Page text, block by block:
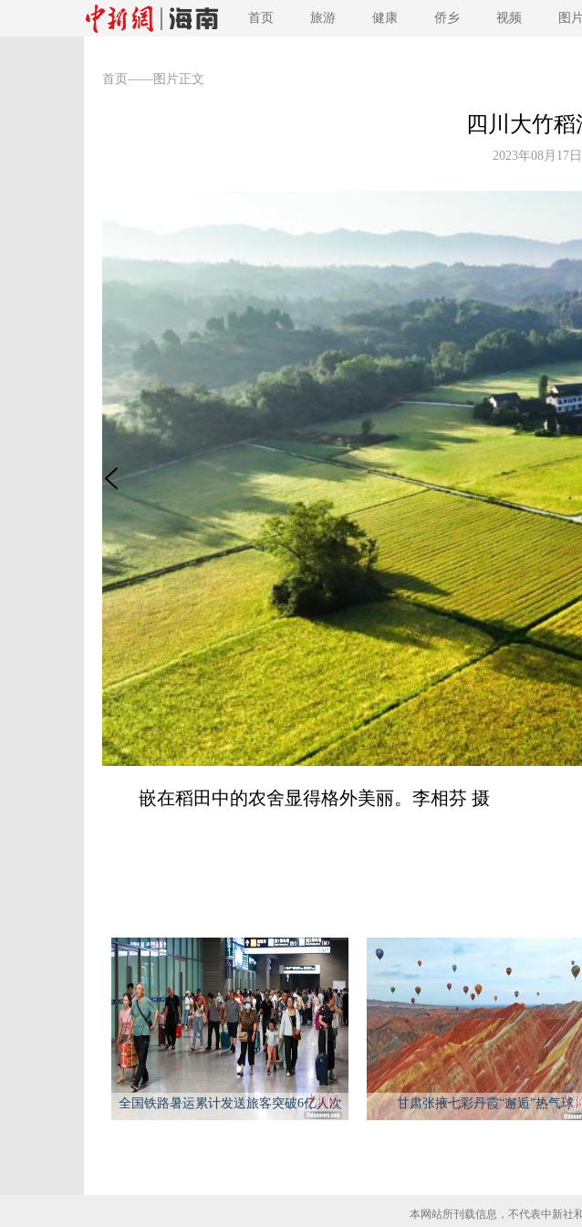
首页 旅游 健康 侨乡 视频 图
首页 ——图片正文
四川大竹
2023年08月17
嵌在稻田中的农舍显得格外美丽。李相芬 摄
全国铁路暑运累计发送旅客突破6亿人次 甘肃张掖七彩丹霞“邂逅”热气球
本网站所刊载信息，不代表中新社